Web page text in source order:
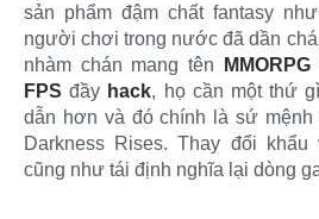
sản phẩm đậm chất fantasy
người chơi trong nước đã dần
nhàm chán mang tên
MMORPG
FPS đầy hack, họ cần một thứ
dẫn hơn và đó chính là sứ
Darkness Rises. Thay đổi
cũng như tái định nghĩa lại dòng